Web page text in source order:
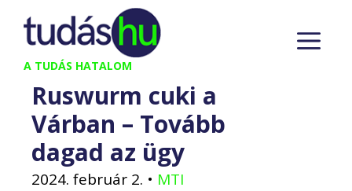
Kilépés
tartalomba
A TUDÁS HATALOM
Ruswurm cuki a
Várban – Tovább
dagad az ügy
2024. február 2. • MTI